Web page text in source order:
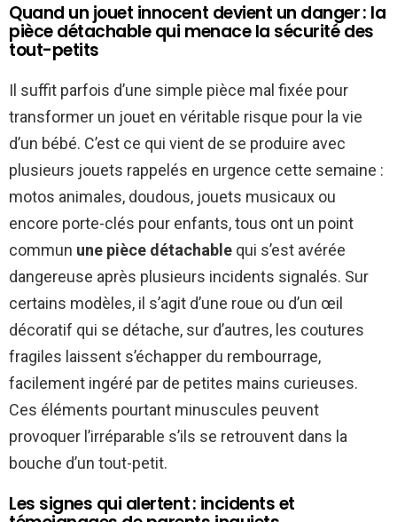
Quand un jouet innocent devient un danger : la
pièce détachable qui menace la sécurité des
tout-petits
Il suffit parfois d’une simple pièce mal fixée pour
transformer un jouet en véritable risque pour la vie
d’un bébé. C’est ce qui vient de se produire avec
plusieurs jouets rappelés en urgence cette semaine :
motos animales, doudous, jouets musicaux ou
encore porte-clés pour enfants, tous ont un point
commun une pièce détachable qui s’est avérée
dangereuse après plusieurs incidents signalés. Sur
certains modèles, il s’agit d’une roue ou d’un œil
décoratif qui se détache, sur d’autres, les coutures
fragiles laissent s’échapper du rembourrage,
facilement ingéré par de petites mains curieuses.
Ces éléments pourtant minuscules peuvent
provoquer l’irréparable s’ils se retrouvent dans la
bouche d’un tout-petit.
Les signes qui alertent : incidents et